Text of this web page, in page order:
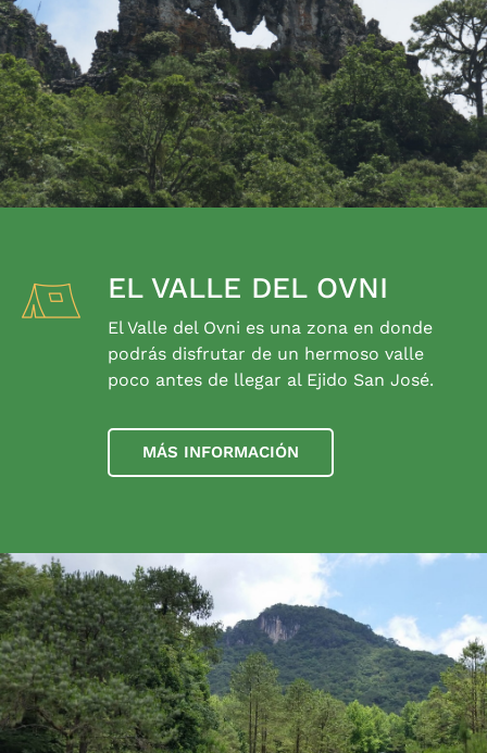
EL VALLE DEL OVNI
El Valle del Ovni es una zona en donde
podrás disfrutar de un hermoso valle
poco antes de llegar al Ejido San José.
MÁS INFORMACIÓN